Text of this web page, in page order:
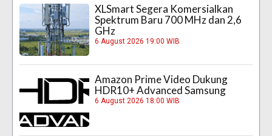
XLSmart Segera Komersialkan
Spektrum Baru 700 MHz dan 2,6
GHz
6 August 2026 19:00 WIB
Amazon Prime Video Dukung
HDR10+ Advanced Samsung
6 August 2026 18:00 WIB